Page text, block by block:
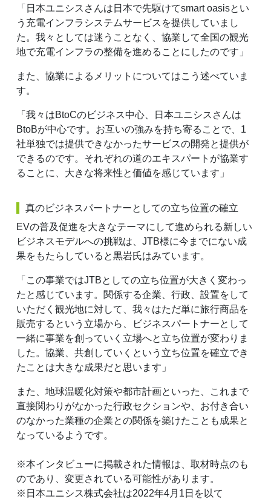
「日本ユニシスさんは日本で先駆けてsmart oasisとい
う充電インフラシステムサービスを提供していまし
た。我々としては迷うことなく、協業して全国の観光
地で充電インフラの整備を進めることにしたのです」
また、協業によるメリットについてはこう述べていま
す。
「我々はBtoCのビジネス中心、日本ユニシスさんは
BtoBが中心です。お互いの強みを持ち寄ることで、1
社単独では提供できなかったサービスの開発と提供が
できるのです。それぞれの道のエキスパートが協業す
ることに、大きな将来性と価値を感じています」
真のビジネスパートナーとしての立ち位置の確立
EVの普及促進を大きなテーマにして進められる新しい
ビジネスモデルへの挑戦は、JTB様に今までにない成
果をもたらしていると黒岩氏はみています。
「この事業ではJTBとしての立ち位置が大きく変わっ
たと感じています。関係する企業、行政、設置をして
いただく観光地に対して、我々はただ単に旅行商品を
販売するという立場から、ビジネスパートナーとして
一緒に事業を創っていく立場へと立ち位置が変わりま
した。協業、共創していくという立ち位置を確立でき
たことは大きな成果だと思います」
また、地球温暖化対策や都市計画といった、これまで
直接関わりがなかった行政セクションや、お付き合い
のなかった業種の企業との関係を築けたことも成果と
なっているようです。
※本インタビューに掲載された情報は、取材時点のも
のであり、変更されている可能性があります。
※日本ユニシス株式会社は2022年4月1日を以て